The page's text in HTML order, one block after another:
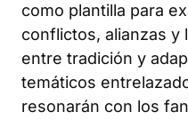
como plantilla para
conflictos, alianzas y
entre tradición y
temáticos
resonarán con los